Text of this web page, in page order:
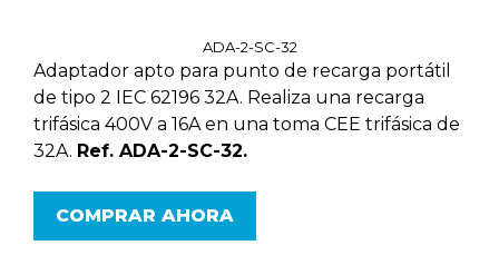
ADA-2-SC-32
Adaptador apto para punto de recarga portátil
de tipo 2 IEC 62196 32A. Realiza una recarga
trifásica 400V a 16A en una toma CEE trifásica de
32A. Ref. ADA-2-SC-32.
COMPRAR AHORA